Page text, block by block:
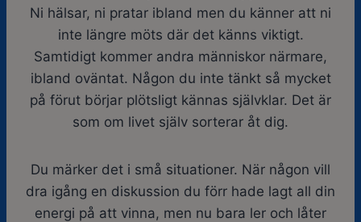
Ni hälsar, ni pratar ibland men du känner att ni
inte längre möts där det känns viktigt.
Samtidigt kommer andra människor närmare,
ibland oväntat. Någon du inte tänkt så mycket
på förut börjar plötsligt kännas självklar. Det är
som om livet själv sorterar åt dig.
Du märker det i små situationer. När någon vill
dra igång en diskussion du förr hade lagt all din
energi på att vinna, men nu bara ler och låter